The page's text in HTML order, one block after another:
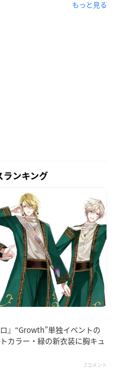
LIVE 2020」に封入され
公演2枚まで
ラス
8月15日(日)23:59
各公演2枚まで
もっと見る
ランキング
』“Growth”単独イベントの
カラー・緑の新衣装に胸キュ
2コメント